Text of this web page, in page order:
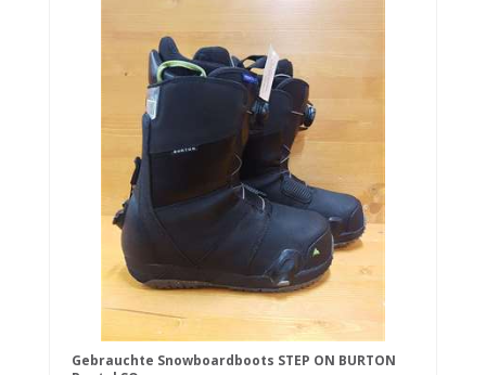
Gebrauchte Snowboardboots STEP ON BURTON